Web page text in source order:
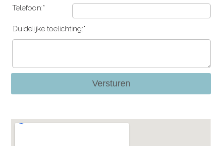
Telefoon:*
Duidelijke toelichting:*